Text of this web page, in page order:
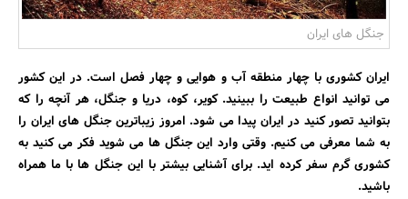
جنگل های ایران
ایران کشوری با چهار منطقه آب و هوایی و چهار فصل است. در این کشور
می توانید انواع طبیعت را ببینید. کویر، کوه، دریا و جنگل، هر آنچه را که
بتوانید تصور کنید در ایران پیدا می شود. امروز زیباترین جنگل های ایران را
به شما معرفی می کنیم. وقتی وارد این جنگل ها می شوید فکر می کنید به
کشوری گرم سفر کرده اید. برای آشنایی بیشتر با این جنگل ها با ما همراه
باشید.